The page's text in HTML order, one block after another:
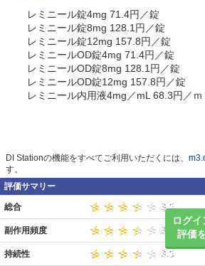
レミニール錠4mg 71.4円／錠
レミニール錠8mg 128.1円／錠
レミニール錠12mg 157.8円／錠
レミニールOD錠4mg 71.4円／錠
レミニールOD錠8mg 128.1円／錠
レミニールOD錠12mg 157.8円／錠
レミニール内用液4mg／mL 68.3円／ｍ
DI Stationの機能をすべてご利用いただくには、
す。
評価サマリー
ログイ
評価
総合
副作用頻度
持続性